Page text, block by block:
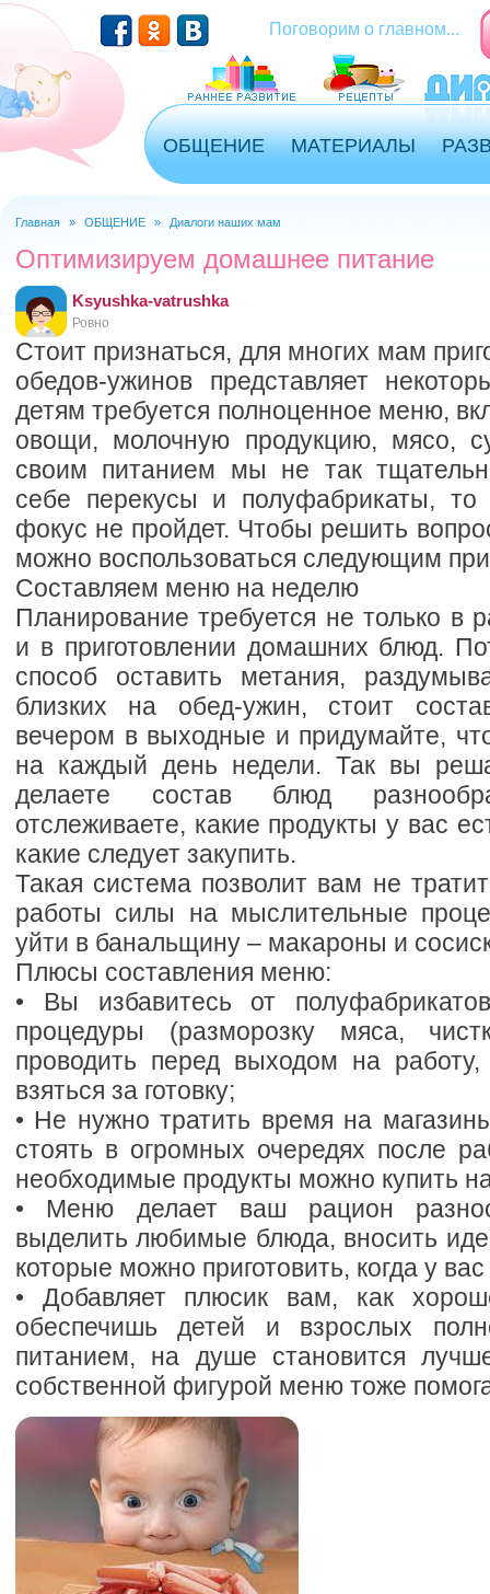
Перейти к основному содержанию
Поговорим о главном...
ОБЩЕНИЕ МАТЕРИАЛЫ
Главная » ОБЩЕНИЕ » Диалоги наших мам
Оптимизируем домашнее питание
Ksyushka-vatrushka
Ровно
Стоит признаться, для многих мам
обедов-ужинов представляет
детям требуется полноценное меню,
овощи, молочную продукцию, мясо,
своим питанием мы не так
себе перекусы и полуфабрикаты,
фокус не пройдет. Чтобы решить
можно воспользоваться следующим
Составляем меню на неделю
Планирование требуется не только в
и в приготовлении домашних блюд.
способ оставить метания,
близких на обед-ужин, стоит
вечером в выходные и придумайте,
на каждый день недели. Так вы
делаете состав блюд
отслеживаете, какие продукты у вас
какие следует закупить.
Такая система позволит вам не
работы силы на мыслительные
уйти в банальщину – макароны и
Плюсы составления меню:
• Вы избавитесь от
процедуры (разморозку мяса,
проводить перед выходом на
взяться за готовку;
• Не нужно тратить время на
стоять в огромных очередях после
необходимые продукты можно купить
• Меню делает ваш рацион
выделить любимые блюда, вносить
которые можно приготовить, когда у
• Добавляет плюсик вам, как
обеспечишь детей и взрослых
питанием, на душе становится
собственной фигурой меню тоже